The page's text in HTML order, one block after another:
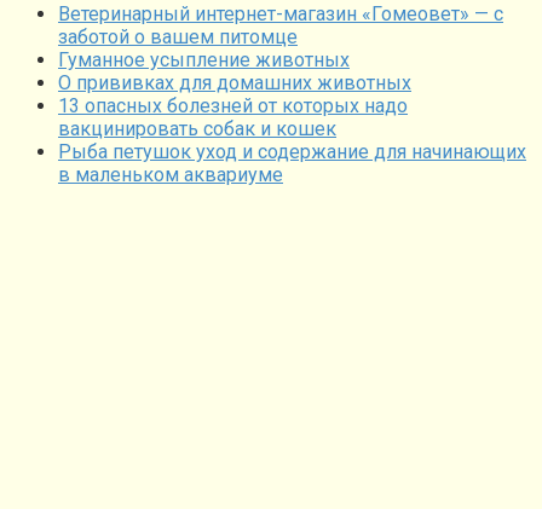
Ветеринарный интернет-магазин «Гомеовет» — с
заботой о вашем питомце
Гуманное усыпление животных
О прививках для домашних животных
13 опасных болезней от которых надо
вакцинировать собак и кошек
Рыба петушок уход и содержание для начинающих
в маленьком аквариуме